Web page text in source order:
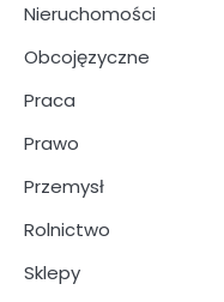
Nieruchomości
Obcojęzyczne
Praca
Prawo
Przemysł
Rolnictwo
Sklepy